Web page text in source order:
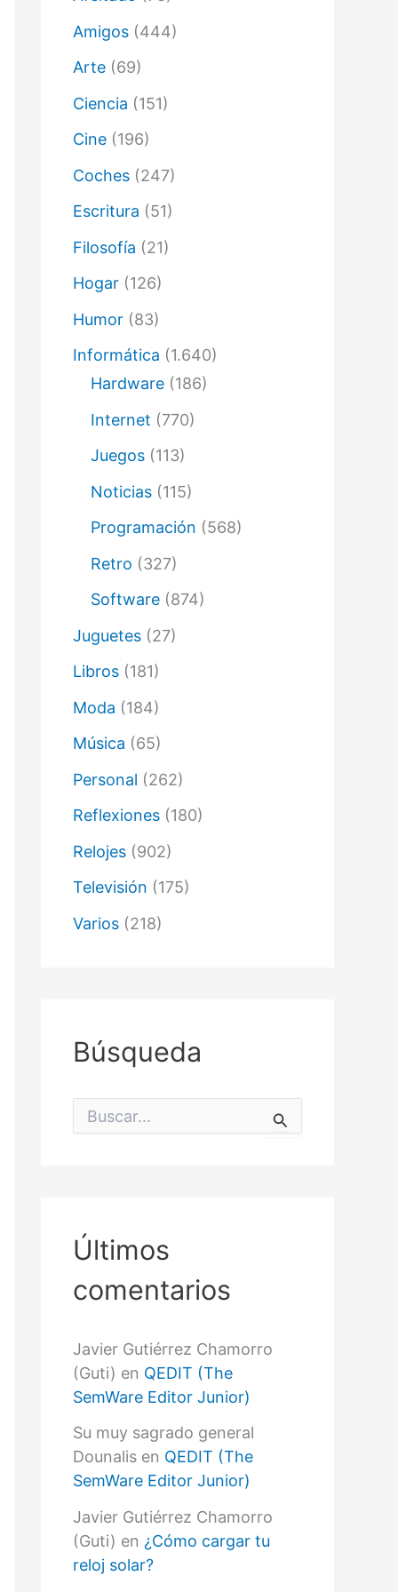
i
o
Amigos (444)
Arte (69)
Ciencia (151)
Cine (196)
Coches (247)
Escritura (51)
Filosofía (21)
Hogar (126)
Humor (83)
Informática (1.640)
Hardware (186)
Internet (770)
Juegos (113)
Noticias (115)
Programación (568)
Retro (327)
Software (874)
Juguetes (27)
Libros (181)
Moda (184)
Música (65)
Personal (262)
Reflexiones (180)
Relojes (902)
Televisión (175)
Varios (218)
Búsqueda
Últimos
comentarios
Javier Gutiérrez Chamorro
(Guti) en QEDIT (The
SemWare Editor Junior)
Su muy sagrado general
Dounalis en QEDIT (The
SemWare Editor Junior)
Javier Gutiérrez Chamorro
(Guti) en ¿Cómo cargar tu
reloj solar?